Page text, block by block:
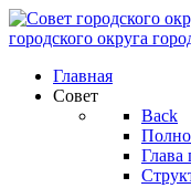
городского округа
Главная
Совет
Back
Глава